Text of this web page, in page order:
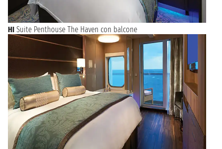
HI Suite Penthouse The Haven con balcone